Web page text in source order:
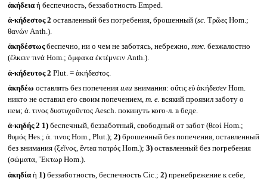
ἀκήδεια ἡ беспечность, беззаботность Emped.
ἀ-κήδεστος 2 оставленный без погребения, брошенный (sc. Τρῶες Hom.;
θανών Anth.).
ἀκηδέστωςбеспечно, ни о чем не заботясь, небрежно, тж. безжалостно
(ἕλκειν τινά Hom.; ὄμφακα ἐκτέμνειν Anth.).
ἀ-κήδευτος 2 Plut. = ἀκήδεστος.
ἀκηδέω оставлять без попечения или внимания: οὔτις εὑ ἀκήδεσεν Hom.
никто не оставил его своим попечением, т. е. всякий проявил заботу о
нем; ἀ. τινος δυστυχοῦντος Aesch. покинуть кого-л. в беде.
ἀ-κηδής 2 1)беспечный, беззаботный, свободный от забот (θεοί Hom.;
θυμός Hes.; ἀ. τινος Hom., Plut.); 2)брошенный без попечения, оставленный
без внимания (ξεῖνος, ἔντεα πατρός Hom.); 3)оставленный без погребения
(σώματα, Ἓκτωρ Hom.).
ἀκηδία ἡ 1)беззаботность, беспечность Cic.; 2)пренебрежение к себе,